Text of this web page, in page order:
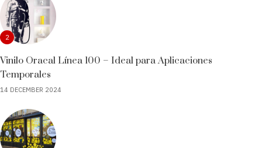
2
Vinilo Oracal Línea 100 – Ideal para Aplicaciones
Temporales
14 DECEMBER 2024